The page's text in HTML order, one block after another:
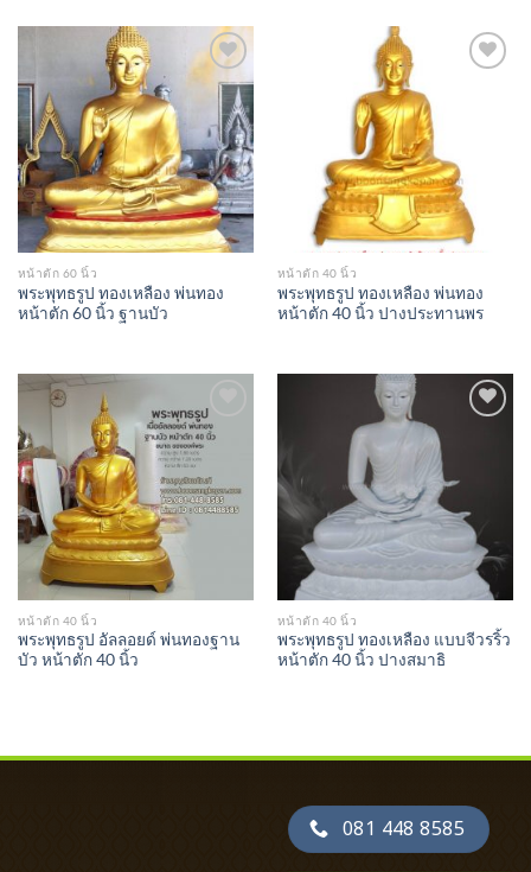
Add to
Wishlist
หน้าตัก 60 นิ้ว
พระพุทธรูป ทองเหลือง พ่นทอง
หน้าตัก 60 นิ้ว ฐานบัว
หน้าตัก 40 นิ้ว
พระพุทธรูป ทองเหลือง พ่นทอง
หน้าตัก 40 นิ้ว ปางประทานพร
Add to
Wishlist
หน้าตัก 40 นิ้ว
พระพุทธรูป อัลลอยด์ พ่นทองฐาน
บัว หน้าตัก 40 นิ้ว
หน้าตัก 40 นิ้ว
พระพุทธรูป ทองเหลือง แบบจีวรริ้ว
หน้าตัก 40 นิ้ว ปางสมาธิ
081 448 8585